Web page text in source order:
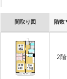
間取り図 階数
2階